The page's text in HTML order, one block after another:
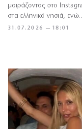
31.07.2026 — 18:01
μοιράζοντας στο
στα ελληνικά νησιά,